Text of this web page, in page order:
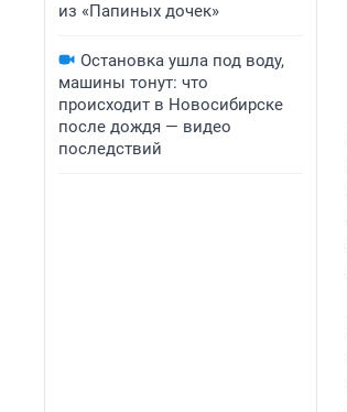
из «Папиных дочек»
Остановка ушла под воду,
машины тонут: что
происходит в Новосибирске
после дождя — видео
последствий